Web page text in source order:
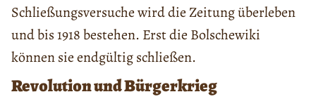
Schließungsversuche wird die Zeitung überleben
und bis 1918 bestehen. Erst die Bolschewiki
können sie endgültig schließen.
Revolution und Bürgerkrieg